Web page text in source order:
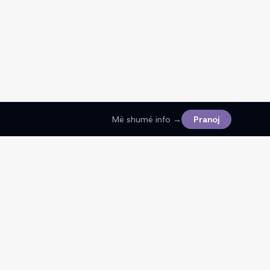
Më shumë info → Pranoj